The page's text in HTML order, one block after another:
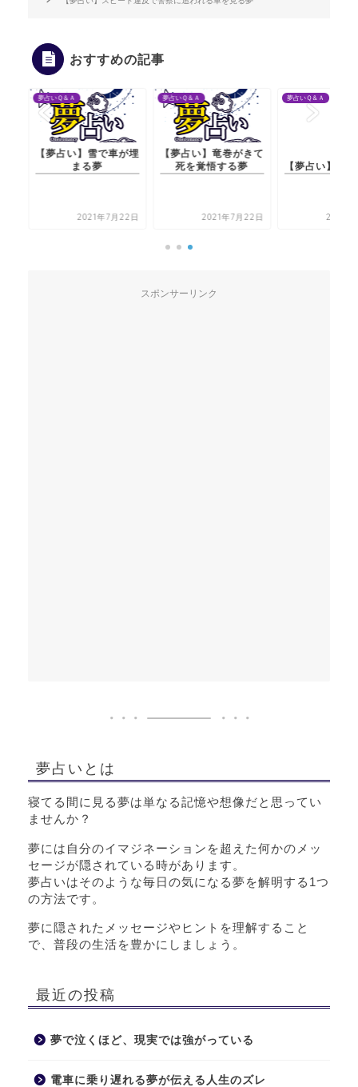
おすすめの記事
夢占いＱ＆Ａ
【夢占い】雪で車が埋
2021年7月22日
夢占いＱ＆Ａ
【夢占い】竜巻がきて
死を覚悟する夢
2021年7月22日
夢占いＱ＆Ａ
【夢占い】大使館の夢
2021年7月22日
スポンサーリンク
夢占いとは
寝てる間に見る夢は単なる記憶や想像だと思ってい
ませんか？
夢には自分のイマジネーションを超えた何かのメッ
セージが隠されている時があります。
夢占いはそのような毎日の気になる夢を解明する1つ
の方法です。
夢に隠されたメッセージやヒントを理解すること
で、普段の生活を豊かにしましょう。
最近の投稿
夢で泣くほど、現実では強がっている
電車に乗り遅れる夢が伝える人生のズレ